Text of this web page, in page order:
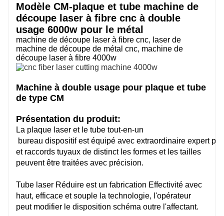
Modèle CM-plaque et tube machine de
découpe laser à fibre cnc à double
usage 6000w pour le métal
machine de découpe laser à fibre cnc, laser de
machine de découpe de métal cnc, machine de
découpe laser à fibre 4000w
Machine à double usage pour plaque et tube
de type CM
Présentation du produit:
La plaque laser et le tube tout-en-un
bureau dispositif estéquipé avec extraordinaire expert
et raccords tuyaux de distinct les formes et les tailles
peuvent être traitées avec précision.
Tube laser Réduire est un fabrication Effectivité avec
haut, efficace etsouple la technologie, l'opérateur
peut modifier le disposition schéma outre l'affectant.